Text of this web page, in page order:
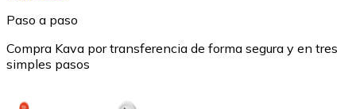
Paso a paso
Compra Kava por transferencia de forma segura y en tres
simples pasos